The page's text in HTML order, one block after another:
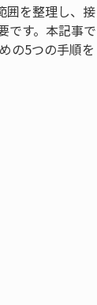
囲を整理し、接
です。本記事で
の5つの手順を